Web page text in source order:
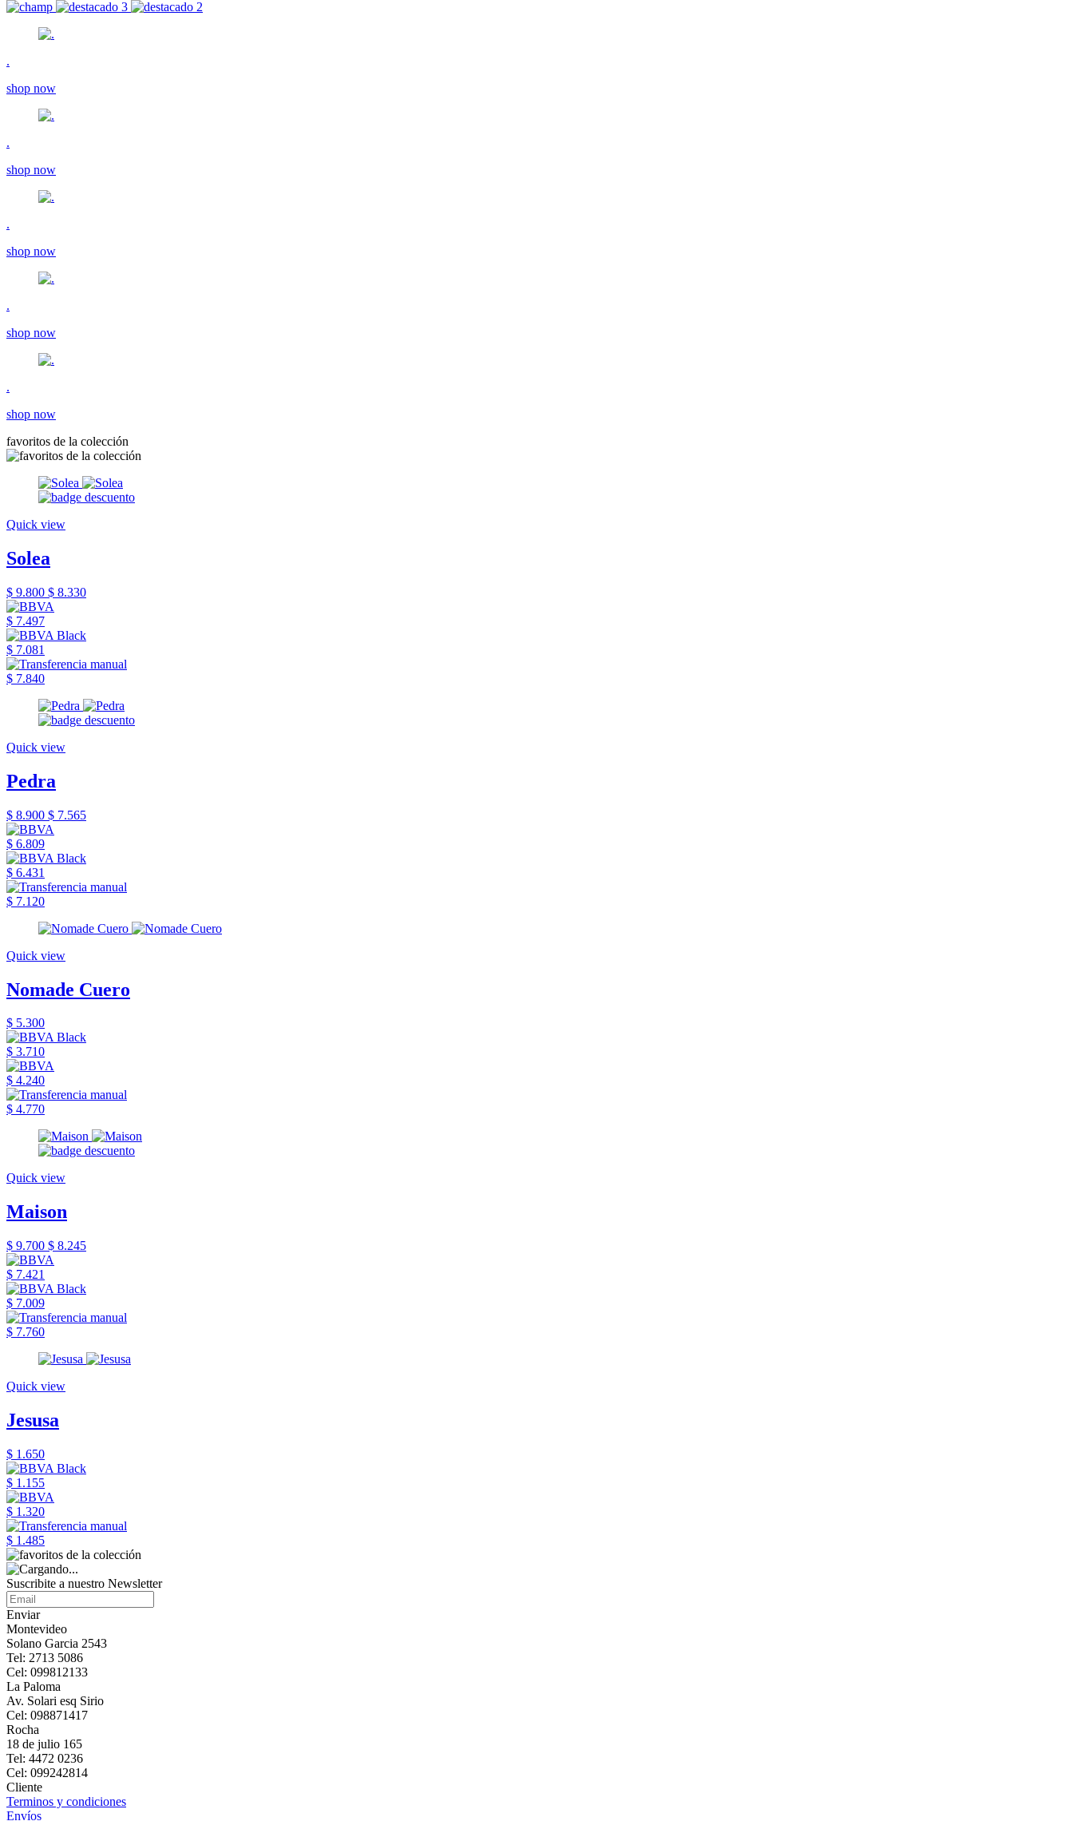
.
shop now
.
shop now
.
shop now
.
shop now
.
shop now
favoritos de la colección
Quick view
Solea
$ 9.800 $ 8.330
$ 7.497
$ 7.081
$ 7.840
Quick view
Pedra
$ 8.900 $ 7.565
$ 6.809
$ 6.431
$ 7.120
Quick view
Nomade Cuero
$ 5.300
$ 3.710
$ 4.240
$ 4.770
Quick view
Maison
$ 9.700 $ 8.245
$ 7.421
$ 7.009
$ 7.760
Quick view
Jesusa
$ 1.650
$ 1.155
$ 1.320
$ 1.485
Suscribite a nuestro Newsletter
Enviar
Montevideo
Solano Garcia 2543
Tel: 2713 5086
Cel: 099812133
La Paloma
Av. Solari esq Sirio
Cel: 098871417
Rocha
18 de julio 165
Tel: 4472 0236
Cel: 099242814
Cliente
Terminos y condiciones
Envíos